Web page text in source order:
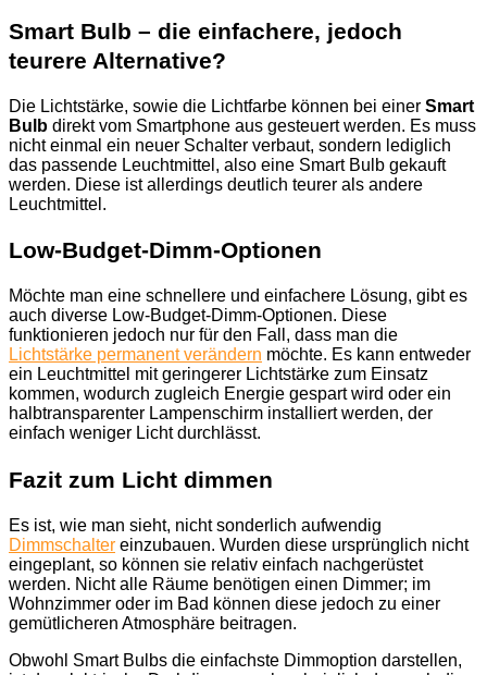
Smart Bulb – die einfachere, jedoch
teurere Alternative?
Die Lichtstärke, sowie die Lichtfarbe können bei einer Smart
Bulb direkt vom Smartphone aus gesteuert werden. Es muss
nicht einmal ein neuer Schalter verbaut, sondern lediglich
das passende Leuchtmittel, also eine Smart Bulb gekauft
werden. Diese ist allerdings deutlich teurer als andere
Leuchtmittel.
Low-Budget-Dimm-Optionen
Möchte man eine schnellere und einfachere Lösung, gibt es
auch diverse Low-Budget-Dimm-Optionen. Diese
funktionieren jedoch nur für den Fall, dass man die
Lichtstärke permanent verändern möchte. Es kann entweder
ein Leuchtmittel mit geringerer Lichtstärke zum Einsatz
kommen, wodurch zugleich Energie gespart wird oder ein
halbtransparenter Lampenschirm installiert werden, der
einfach weniger Licht durchlässt.
Fazit zum Licht dimmen
Es ist, wie man sieht, nicht sonderlich aufwendig
Dimmschalter einzubauen. Wurden diese ursprünglich nicht
eingeplant, so können sie relativ einfach nachgerüstet
werden. Nicht alle Räume benötigen einen Dimmer; im
Wohnzimmer oder im Bad können diese jedoch zu einer
gemütlicheren Atmosphäre beitragen.
Obwohl Smart Bulbs die einfachste Dimmoption darstellen,